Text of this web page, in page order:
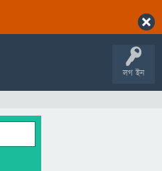
লগ ইন